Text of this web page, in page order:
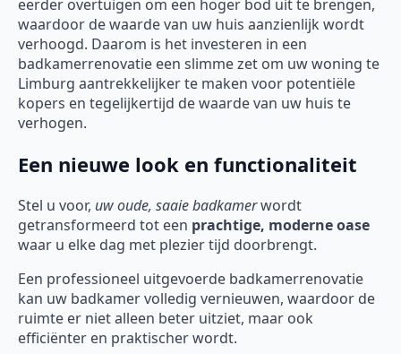
eerder overtuigen om een hoger bod uit te brengen,
waardoor de waarde van uw huis aanzienlijk wordt
verhoogd. Daarom is het investeren in een
badkamerrenovatie een slimme zet om uw woning te
Limburg aantrekkelijker te maken voor potentiële
kopers en tegelijkertijd de waarde van uw huis te
verhogen.
Een nieuwe look en functionaliteit
Stel u voor, uw oude, saaie badkamerwordt
getransformeerd tot een prachtige, moderne oase
waar u elke dag met plezier tijd doorbrengt.
Een professioneel uitgevoerde badkamerrenovatie
kan uw badkamer volledig vernieuwen, waardoor de
ruimte er niet alleen beter uitziet, maar ook
efficiënter en praktischer wordt.